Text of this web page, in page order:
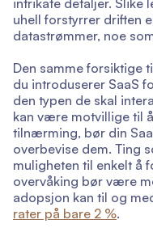
intrikate detaljer. Slike
uhell forstyrrer driften
datastrømmer, noe
Den samme forsiktige
du introduserer SaaS
den typen de skal
kan være motvillige til
tilnærming, bør din
overbevise dem. Ting
muligheten til enkelt å
overvåking bør være
adopsjon kan til og
rater på bare 2 %.